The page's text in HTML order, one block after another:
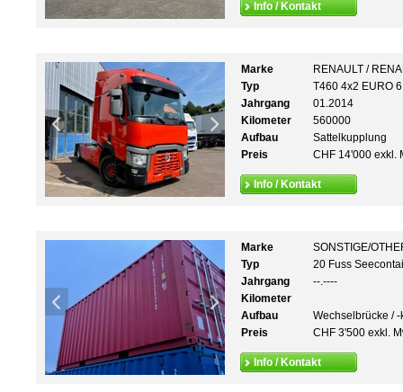
Info / Kontakt
Marke
RENAULT /
Typ
T460 4x2 EURO 6
Jahrgang
01.2014
Kilometer
560000
Aufbau
Sattelkupplung
Preis
CHF 14'000 exkl.
Info / Kontakt
Marke
SONSTIGE/
Typ
20 Fuss
Jahrgang
--.----
Kilometer
Aufbau
Wechselbrücke / -
Preis
CHF 3'500 exkl.
Info / Kontakt